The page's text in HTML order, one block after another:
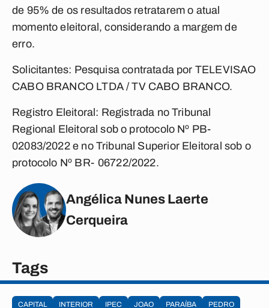
de 95% de os resultados retratarem o atual
momento eleitoral, considerando a margem de
erro.
Solicitantes: Pesquisa contratada por TELEVISAO
CABO BRANCO LTDA / TV CABO BRANCO.
Registro Eleitoral: Registrada no Tribunal
Regional Eleitoral sob o protocolo Nº PB‐
02083/2022 e no Tribunal Superior Eleitoral sob o
protocolo Nº BR‐06722/2022.
Angélica Nunes Laerte
Cerqueira
Tags
CAPITAL INTERIOR IPEC JOAO PARAÍBA PEDRO